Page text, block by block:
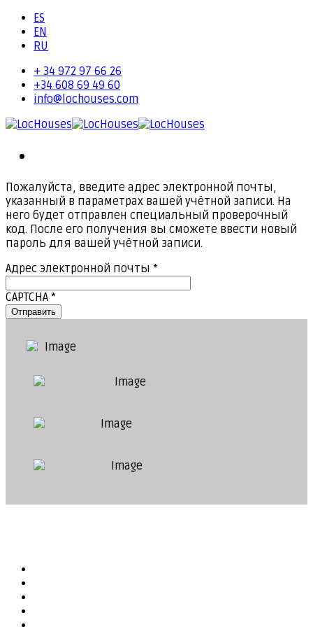
ES
EN
RU
+ 34 972 97 66 26
+34 608 69 49 60
info@lochouses.com
Пожалуйста, введите адрес электронной почты,
указанный в параметрах вашей учётной записи. На
него будет отправлен специальный проверочный
код. После его получения вы сможете ввести новый
пароль для вашей учётной записи.
Адрес электронной почты *
CAPTCHA *
Отправить